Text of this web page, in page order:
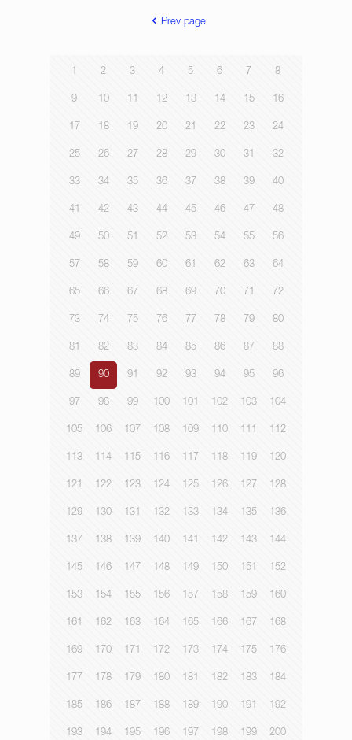
Prev page
1 2 3 4 5 6 7 8
9 10 11 12 13 14 15 16
17 18 19 20 21 22 23 24
25 26 27 28 29 30 31 32
33 34 35 36 37 38 39 40
41 42 43 44 45 46 47 48
49 50 51 52 53 54 55 56
57 58 59 60 61 62 63 64
65 66 67 68 69 70 71 72
73 74 75 76 77 78 79 80
81 82 83 84 85 86 87 88
89 90 91 92 93 94 95 96
97 98 99 100 101 102 103 104
105 106 107 108 109 110 111 112
113 114 115 116 117 118 119 120
121 122 123 124 125 126 127 128
129 130 131 132 133 134 135 136
137 138 139 140 141 142 143 144
145 146 147 148 149 150 151 152
153 154 155 156 157 158 159 160
161 162 163 164 165 166 167 168
169 170 171 172 173 174 175 176
177 178 179 180 181 182 183 184
185 186 187 188 189 190 191 192
193 194 195 196 197 198 199 200